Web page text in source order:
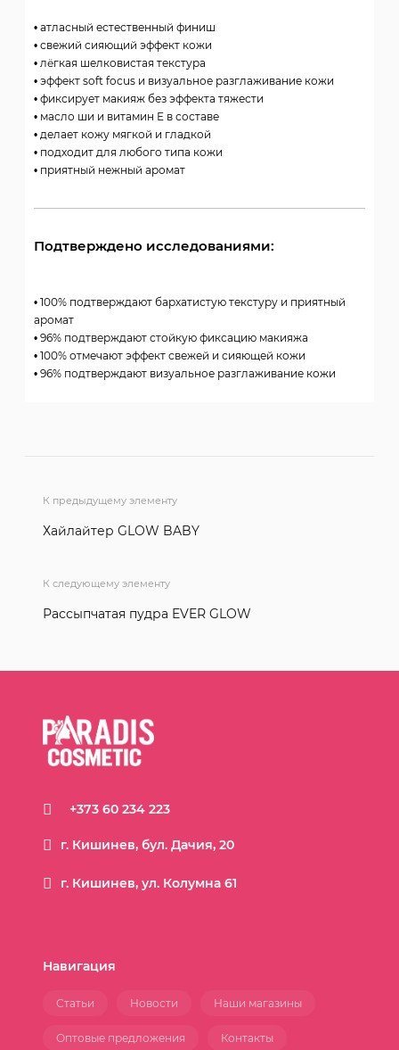
• атласный естественный финиш
• свежий сияющий эффект кожи
• лёгкая шелковистая текстура
• эффект soft focus и визуальное разглаживание кожи
• фиксирует макияж без эффекта тяжести
• масло ши и витамин Е в составе
• делает кожу мягкой и гладкой
• подходит для любого типа кожи
• приятный нежный аромат
Подтверждено исследованиями:
• 100% подтверждают бархатистую текстуру и приятный
аромат
• 96% подтверждают стойкую фиксацию макияжа
• 100% отмечают эффект свежей и сияющей кожи
• 96% подтверждают визуальное разглаживание кожи
К предыдущему элементу
Хайлайтер GLOW BABY
К следующему элементу
Рассыпчатая пудра EVER GLOW
г. Кишинев, ул. Колумна 61
+373 60 234 223
г. Кишинев, бул. Дачия, 20
Статьи Новости Наши магазины
Оптовые предложения Контакты
Навигация